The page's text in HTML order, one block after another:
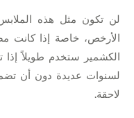
لن تكون مثل هذه
الأرخص، خاصة إذا كانت
الكشمير ستخدم طويلاً إذا
لسنوات عديدة دون أن
لاحقة.